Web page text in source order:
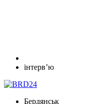
інтервʼю
Бердянськ